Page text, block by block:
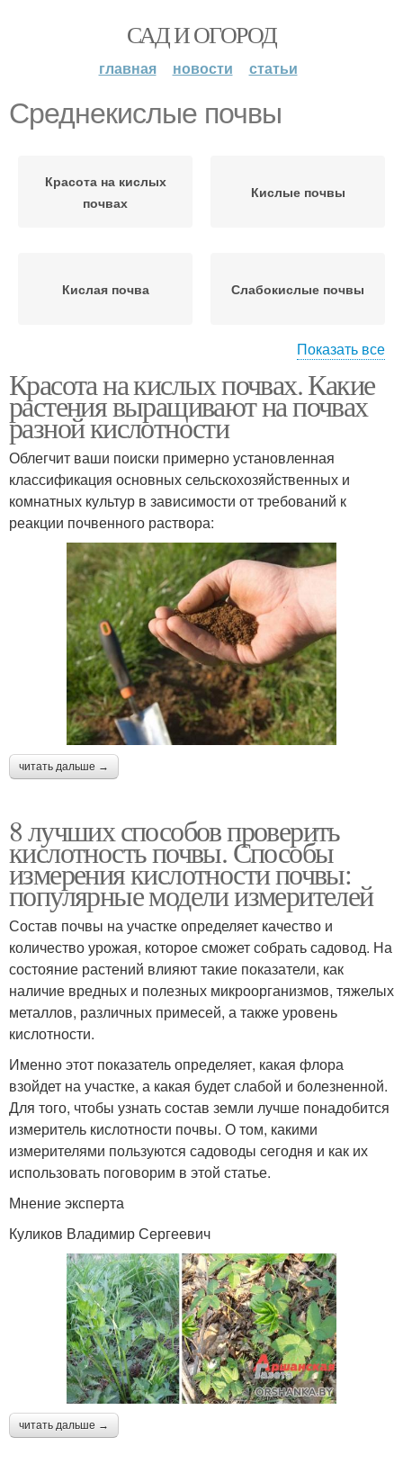
САД И ОГОРОД
главная новости статьи
Среднекислые почвы
Красота на кислых
почвах
Кислые почвы
Кислая почва Слабокислые почвы
Почвы с помощью Почвы для папоротника
Почвы по растениям Почвы по сорнякам
Щелочная почва Почвы по методу
Борьба с кислой
почвой
Почвы на участке
Почвы для грядки
Почва для посадки Суглинистая почва
Почвы для фундамента Почвы по траве
Почвы на садовом
участке
Показать все
Красота на кислых почвах. Какие
растения выращивают на почвах
разной кислотности
Облегчит ваши поиски примерно установленная
классификация основных сельскохозяйственных и
комнатных культур в зависимости от требований к
реакции почвенного раствора:
читать дальше →
8 лучших способов проверить
кислотность почвы. Способы
измерения кислотности почвы:
популярные модели измерителей
Состав почвы на участке определяет качество и
количество урожая, которое сможет собрать садовод. На
состояние растений влияют такие показатели, как
наличие вредных и полезных микроорганизмов, тяжелых
металлов, различных примесей, а также уровень
кислотности.
Именно этот показатель определяет, какая флора
взойдет на участке, а какая будет слабой и болезненной.
Для того, чтобы узнать состав земли лучше понадобится
измеритель кислотности почвы. О том, какими
измерителями пользуются садоводы сегодня и как их
использовать поговорим в этой статье.
Мнение эксперта
Куликов Владимир Сергеевич
читать дальше →